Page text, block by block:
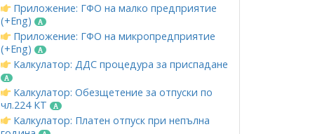
Приложение: ГФО на малко предприятие
(+Eng)
Приложение: ГФО на микропредприятие
(+Eng)
Калкулатор: ДДС процедура за приспадане
Калкулатор: Обезщетение за отпуски по
чл.224 КТ
Калкулатор: Платен отпуск при непълна